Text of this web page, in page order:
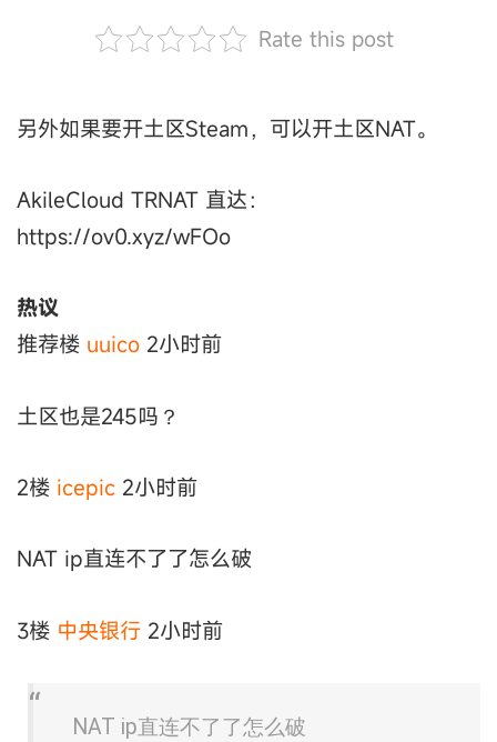
Rate this post
另外如果要开土区Steam，可以开土区NAT。
AkileCloud TRNAT 直达：
https://ov0.xyz/wFOo
热议
推荐楼 uuico 2小时前
土区也是245吗？
2楼 icepic 2小时前
NAT ip直连不了了怎么破
3楼 中央银行 2小时前
NAT ip直连不了了怎么破